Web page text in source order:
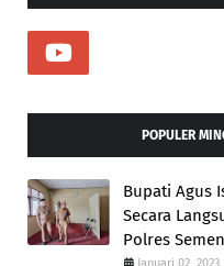
POPULER
Bupati Agus
Secara
Polres